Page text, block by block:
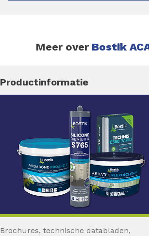
Meer over Bostik
Productinformatie
Brochures, technische databladen,